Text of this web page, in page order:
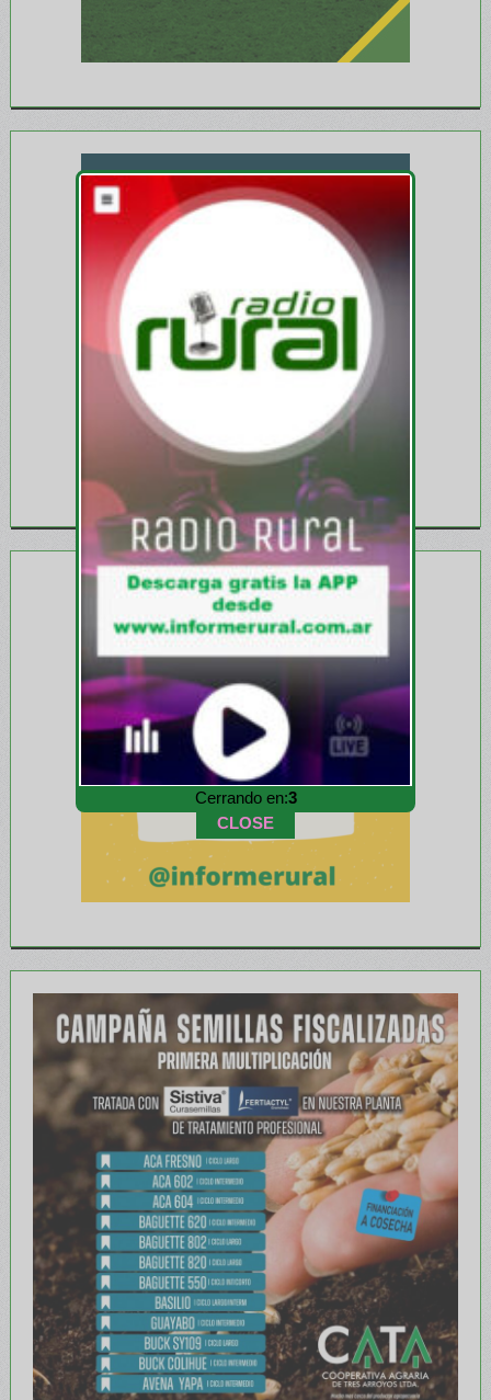
Cerrando en:1
CLOSE